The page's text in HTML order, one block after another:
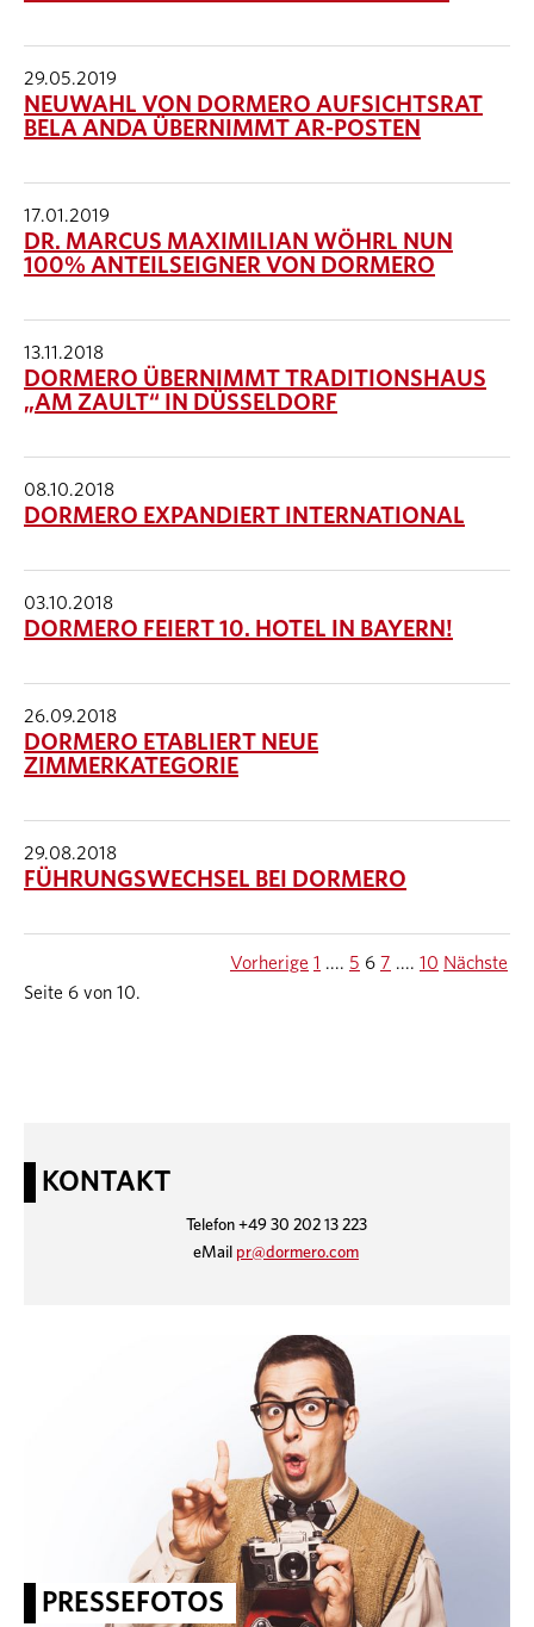
29.05.2019
NEUWAHL VON DORMERO AUFSICHTSRAT
BELA ANDA ÜBERNIMMT AR-POSTEN
17.01.2019
DR. MARCUS MAXIMILIAN WÖHRL NUN
100% ANTEILSEIGNER VON DORMERO
13.11.2018
DORMERO ÜBERNIMMT TRADITIONSHAUS
„AM ZAULT“ IN DÜSSELDORF
08.10.2018
DORMERO EXPANDIERT INTERNATIONAL
03.10.2018
DORMERO FEIERT 10. HOTEL IN BAYERN!
26.09.2018
DORMERO ETABLIERT NEUE
ZIMMERKATEGORIE
29.08.2018
FÜHRUNGSWECHSEL BEI DORMERO
Seite 6 von 10.
Vorherige 1 .... 5 6 7 .... 10 Nächste
KONTAKT
Telefon +49 30 202 13 223
eMail pr@dormero.com
PRESSEFOTOS